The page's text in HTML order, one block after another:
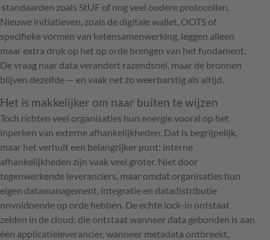
standaarden zoals StUF of nog veel oudere protocollen.
Nieuwe initiatieven, zoals de digitale wallet, OOTS of
specifieke vormen van ketensamenwerking, leggen alleen
maar extra druk op het op orde brengen van het fundament.
De vraag naar data verandert razendsnel, maar de bronnen
blijven dezelfde — en vaak net zo weerbarstig als altijd.
Het is makkelijker om naar buiten te wijzen
Toch richten veel organisaties hun energie vooral op het
inperken van externe afhankelijkheden. Dat is begrijpelijk,
maar het verhult een belangrijker punt: interne
afhankelijkheden zijn vaak veel groter. Niet door
tegenwerkende leveranciers, maar omdat organisaties hun
eigen datamanagement, integratie en datadistributie
onvoldoende op orde hebben. De echte lock-in ontstaat
zelden in de cloud; die ontstaat wanneer data gebonden is aan
één applicatieleverancier, wanneer metadata ontbreekt,